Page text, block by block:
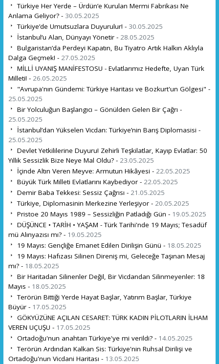
Türkiye Her Yerde – Ürdün’e Kurulan Mermi Fabrikası Ne
Anlama Geliyor? - 30.05.2025
Türkiye’de Umutsuzlara Duyurulur! - 30.05.2025
İstanbul’u Alan, Dünyayı Yönetir - 28.05.2025
Bulgaristan’da Perdeyi Kapatın, Bu Tiyatro Artık Halkın Aklıyla
Dalga Geçmek! - 27.05.2025
MİLLİ UYANIŞ MANİFESTOSU - Evlatlarımız Hedefte, Uyan Türk
Milleti! - 26.05.2025
"Avrupa'nın Gündemi: Türkiye Haritası ve Bozkurt'un Gölgesi" -
25.05.2025
Bir Yolculuğun Başlangıcı – Gönülden Gelen Bir Çağrı -
25.05.2025
İstanbul’dan Yükselen Vicdan: Türkiye’nin Barış Diplomasisi -
25.05.2025
Devlet Yetkililerine Duyuru! Zehirli Teşkilatlar, Kayıp Evlatlar: 50
Yıllık Sessizlik Bize Neye Mal Oldu? - 23.05.2025
İçinde Altın Veren Meyve: Armutun Hikâyesi - 22.05.2025
Büyük Türk Milleti Evlatlarını Kaybediyor - 22.05.2025
Demir Baba Tekkesi: Sessiz Çağrısı - 21.05.2025
Türkiye, Diplomasinin Merkezine Yerleşiyor - 20.05.2025
Pristoe 20 Mayıs 1989 – Sessizliğin Patladığı Gün - 19.05.2025
DÜŞÜNCE • TARİH • YAŞAM - Türk Tarihi'nde 19 Mayıs; Tesadüf
mü Alınyazısı mı? - 19.05.2025
19 Mayıs: Gençliğe Emanet Edilen Dirilişin Günü - 18.05.2025
19 Mayıs: Hafızası Silinen Direniş mi, Geleceğe Taşınan Mesaj
mı? - 18.05.2025
Bir Haritadan Silinenler Değil, Bir Vicdandan Silinmeyenler: 18
Mayıs - 18.05.2025
Terörün Bittiği Yerde Hayat Başlar, Yatırım Başlar, Türkiye
Büyür - 17.05.2025
GÖKYÜZÜNE AÇILAN CESARET: TÜRK KADIN PİLOTLARIN İLHAM
VEREN UÇUŞU - 17.05.2025
Ortadoğu'nun anahtarı Türkiye'ye mi verildi? - 14.05.2025
Terörün Ardından Kalkan Sis: Türkiye'nin Ruhsal Dirilişi ve
Ortadoğu'nun Vicdani Haritası - 13.05.2025